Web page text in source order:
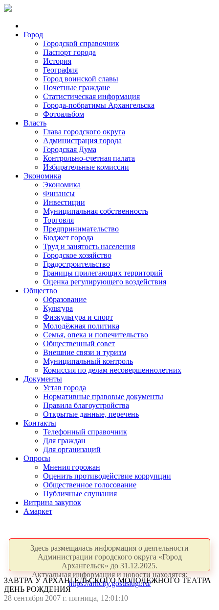
Город
Городской справочник
Паспорт города
История
География
Город воинской славы
Почетные граждане
Статистическая информация
Города-побратимы Архангельска
Фотоальбом
Власть
Глава городского округа
Администрация города
Городская Дума
Контрольно-счетная палата
Избирательные комиссии
Экономика
Экономика
Финансы
Инвестиции
Муниципальная собственность
Торговля
Предпринимательство
Бюджет города
Труд и занятость населения
Городское хозяйство
Градостроительство
Границы прилегающих территорий
Оценка регулирующего воздействия
Общество
Образование
Культура
Физкультура и спорт
Молодёжная политика
Семья, опека и попечительство
Общественный совет
Внешние связи и туризм
Муниципальный контроль
Комиссия по делам несовершеннолетних
Документы
Устав города
Нормативные правовые документы
Правила благоустройства
Открытые данные, перечень
Контакты
Телефонный справочник
Для граждан
Для организаций
Опросы
Мнения горожан
Оценить противодействие коррупции
Общественное голосование
Публичные слушания
Витрина закупок
Амаркет
Здесь размещалась информация о деятельности
Администрации городского округа «Город
Архангельск» до 31.12.2025.
Актуальная информация и новости находятся:
https://arhcity.gosuslugi.ru/
ЗАВТРА У АРХАНГЕЛЬСКОГО МОЛОДЁЖНОГО ТЕАТРА
ДЕНЬ РОЖДЕНИЯ
28 сентября 2007 г. пятница, 12:01:10